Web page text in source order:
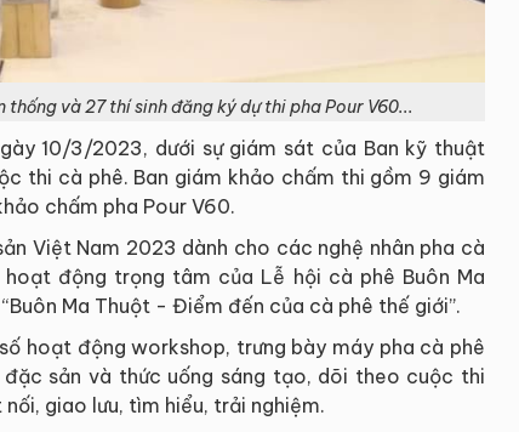
và 27 thí sinh đăng ký dự thi pha Pour V60...
10/3/2023, dưới sự giám sát của Ban kỹ thuật
thi cà phê. Ban giám khảo chấm thi gồm 9 giám
chấm pha Pour V60.
Việt Nam 2023 dành cho các nghệ nhân pha cà
động trọng tâm của Lễ hội cà phê Buôn Ma
Ma Thuột - Điểm đến của cà phê thế giới”.
hoạt động workshop, trưng bày máy pha cà phê
sản và thức uống sáng tạo, dõi theo cuộc thi
giao lưu, tìm hiểu, trải nghiệm.